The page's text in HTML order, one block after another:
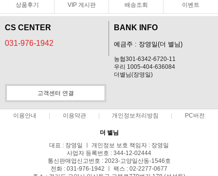
상품후기 VIP 게시판 배송조회 이벤트
CS CENTER
031-976-1942
BANK INFO
예금주 : 장영일(더 별님)
농협301-6342-6720-11
우리 1005-404-636084
더별님(장영일)
고객센터 연결
이용안내 이용약관 개인정보처리방침 PC버전
더 별님
대표 : 장영일 ㅣ 개인정보 보호 책임자 : 장영일
사업자 등록번호 : 344-12-02444
통신판매업신고번호 : 2023-고양일산동-1546호
전화 : 031-976-1942 ㅣ 팩스 : 02-2277-0677